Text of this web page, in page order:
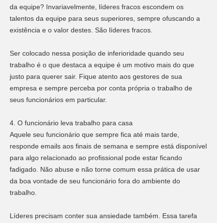
da equipe? Invariavelmente, líderes fracos escondem os
talentos da equipe para seus superiores, sempre ofuscando a
existência e o valor destes. São líderes fracos.
Ser colocado nessa posição de inferioridade quando seu
trabalho é o que destaca a equipe é um motivo mais do que
justo para querer sair. Fique atento aos gestores de sua
empresa e sempre perceba por conta própria o trabalho de
seus funcionários em particular.
4. O funcionário leva trabalho para casa
Aquele seu funcionário que sempre fica até mais tarde,
responde emails aos finais de semana e sempre está disponível
para algo relacionado ao profissional pode estar ficando
fadigado. Não abuse e não torne comum essa prática de usar
da boa vontade de seu funcionário fora do ambiente do
trabalho.
Líderes precisam conter sua ansiedade também. Essa tarefa